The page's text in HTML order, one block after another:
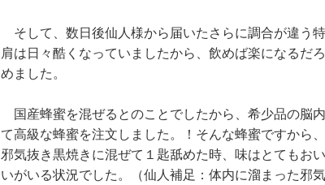
そして、数日後仙人様から届いたさらに調合が違う
肩は日々酷くなっていましたから、飲めば楽になるだ
めました。
国産蜂蜜を混ぜるとのことでしたから、希少品の脳
て高級な蜂蜜を注文しました。！そんな蜂蜜ですから
邪気抜き黒焼きに混ぜて１匙舐めた時、味はとてもお
いがいる状況でした。（仙人補足：体内に溜まった邪